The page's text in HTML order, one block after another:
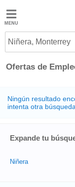
Jobted
Ofertas
de
empleo
Niñera, Monterrey
Ofertas de
Ningún resultado
intenta otra
Expande tu
Niñera